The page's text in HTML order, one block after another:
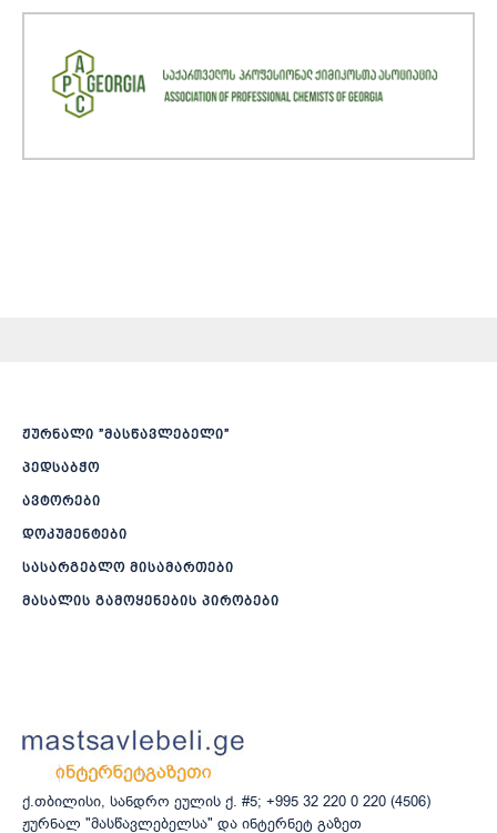
ჟურნალი ”მასწავლებელი”
პედსაბჭო
ავტორები
დოკუმენტები
სასარგებლო მისამართები
მასალის გამოყენების პირობები
ქ.თბილისი, სანდრო ეულის ქ. #5; +995 32 220 0 220 (4506)
ჟურნალ "მასწავლებელსა" და ინტერნეტ გაზეთ